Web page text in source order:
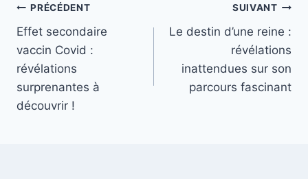
Navigation
de
l’article
PRÉCÉDENT
Effet secondaire
vaccin Covid :
révélations
surprenantes à
découvrir !
SUIVANT
Le destin d’une reine :
révélations
inattendues sur son
parcours fascinant